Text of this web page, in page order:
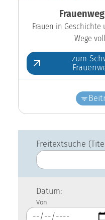
Frauen in
Wege
zum
Freitextsuche
Datum:
Von